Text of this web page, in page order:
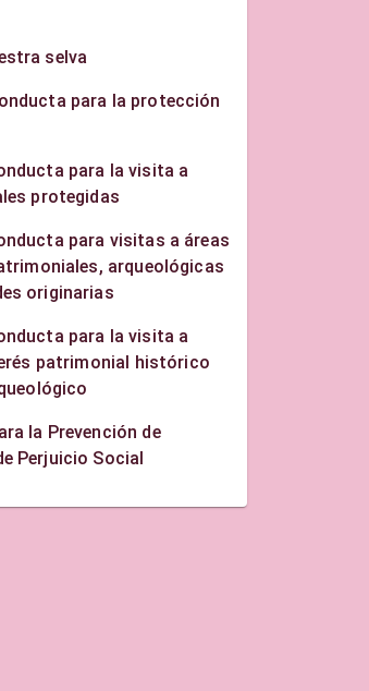
selva
para la protección
para la visita a
protegidas
para visitas a áreas
arqueológicas
originarias
para la visita a
patrimonial histórico
la Prevención de
Perjuicio Social